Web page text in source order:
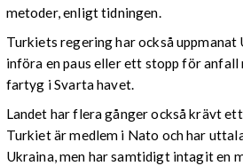
metoder, enligt tidningen.
Turkiets regering har också uppmanat
införa en paus eller ett stopp för
fartyg i Svarta havet.
Landet har flera gånger också krävt
Turkiet är medlem i Nato och har
Ukraina, men har samtidigt intagit en